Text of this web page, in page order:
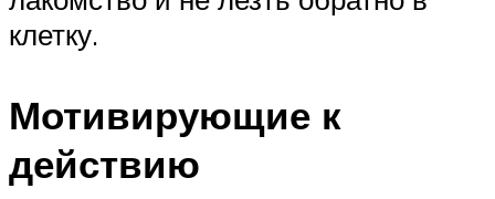
клетку.
Мотивирующие к
действию